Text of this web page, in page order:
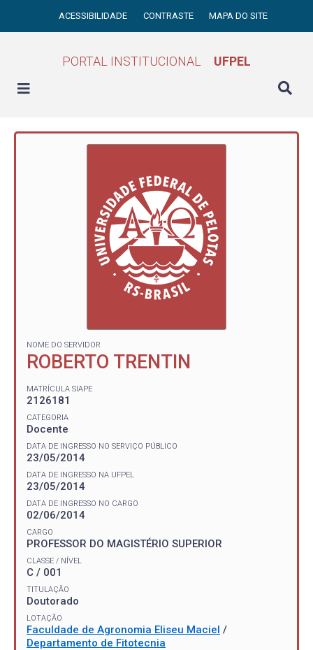
ACESSIBILIDADE CONTRASTE MAPA DO SITE
PORTAL INSTITUCIONAL UFPEL
NOME DO SERVIDOR
ROBERTO TRENTIN
MATRÍCULA SIAPE
2126181
CATEGORIA
Docente
DATA DE INGRESSO NO SERVIÇO PÚBLICO
23/05/2014
DATA DE INGRESSO NA UFPEL
23/05/2014
DATA DE INGRESSO NO CARGO
02/06/2014
CARGO
PROFESSOR DO MAGISTÉRIO SUPERIOR
CLASSE / NÍVEL
C / 001
TITULAÇÃO
Doutorado
LOTAÇÃO
Faculdade de Agronomia Eliseu Maciel /
Departamento de Fitotecnia